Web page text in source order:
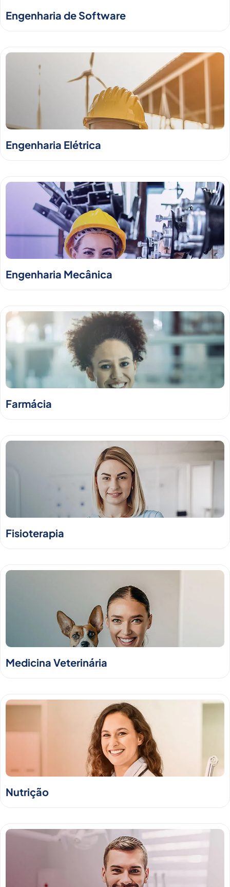
Engenharia de Software
Engenharia Elétrica
Engenharia Mecânica
Farmácia
Fisioterapia
Medicina Veterinária
Nutrição